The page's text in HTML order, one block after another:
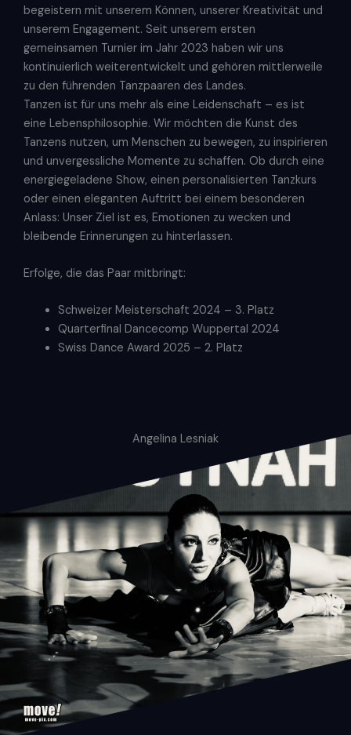
begeistern mit unserem Können, unserer Kreativität und
unserem Engagement. Seit unserem ersten
gemeinsamen Turnier im Jahr 2023 haben wir uns
kontinuierlich weiterentwickelt und gehören mittlerweile
zu den führenden Tanzpaaren des Landes.
Tanzen ist für uns mehr als eine Leidenschaft – es ist
eine Lebensphilosophie. Wir möchten die Kunst des
Tanzens nutzen, um Menschen zu bewegen, zu inspirieren
und unvergessliche Momente zu schaffen. Ob durch eine
energiegeladene Show, einen personalisierten Tanzkurs
oder einen eleganten Auftritt bei einem besonderen
Anlass: Unser Ziel ist es, Emotionen zu wecken und
bleibende Erinnerungen zu hinterlassen.
Erfolge, die das Paar mitbringt:
Schweizer Meisterschaft 2024 – 3. Platz
Quarterfinal Dancecomp Wuppertal 2024
Swiss Dance Award 2025 – 2. Platz
Angelina Lesniak